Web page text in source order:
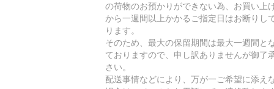
の荷物のお預かりができない為、お買い上
から一週間以上かかるご指定日はお断りし
ります。
そのため、最大の保留期間は最大一週間と
ておりますので、申し訳ありませんが御了
さい。
配送事情などにより、万が一ご希望に添え